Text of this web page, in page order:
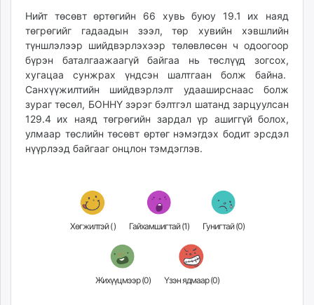
Нийт төсөвт өртөгийн 66 хувь буюу 19.1 их наяд
төгрөгийг гадаадын зээл, төр хувийн хэвшлийн
түншлэлээр шийдвэрлэхээр төлөвлөсөн ч одоогоор
бүрэн баталгаажаагүй байгаа нь төслүүд зогсох,
хугацаа сунжрах үндсэн шалтгаан болж байна.
Санхүүжилтийн шийдвэрлэлт удааширснаас болж
зураг төсөл, БОННҮ зэрэг бэлтгэл шатанд зарцуулсан
129.4 их наяд төгрөгийн зардал үр ашиггүй болох,
улмаар төслийн төсөвт өртөг нэмэгдэх бодит эрсдэл
нүүрлээд байгааг онцлон тэмдэглэв.
Хөгжилтэй () Гайхамшигтай (1) Гунигтай (0)
Жихүүцмээр (0) Үзэн ядмаар (0)